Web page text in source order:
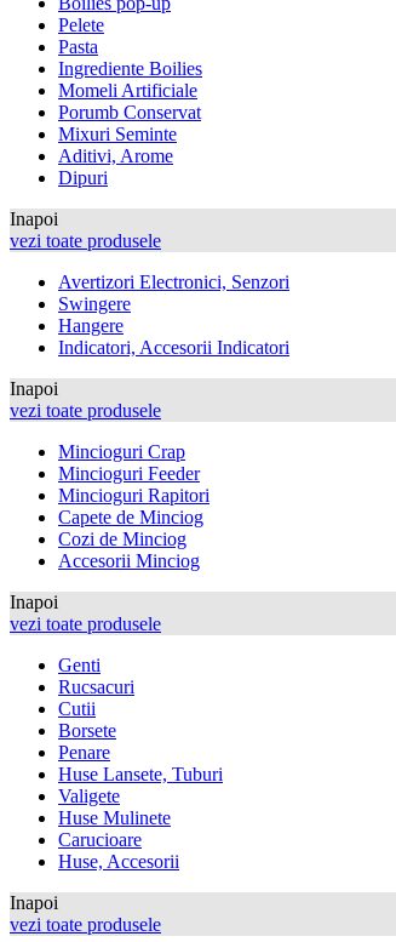
Pelete
Pasta
Ingrediente Boilies
Momeli Artificiale
Porumb Conservat
Mixuri Seminte
Aditivi, Arome
Dipuri
Inapoi
vezi toate produsele
Avertizori Electronici, Senzori
Swingere
Hangere
Indicatori, Accesorii Indicatori
Inapoi
vezi toate produsele
Mincioguri Crap
Mincioguri Feeder
Mincioguri Rapitori
Capete de Minciog
Cozi de Minciog
Accesorii Minciog
Inapoi
vezi toate produsele
Genti
Rucsacuri
Cutii
Borsete
Penare
Huse Lansete, Tuburi
Valigete
Huse Mulinete
Carucioare
Huse, Accesorii
Inapoi
vezi toate produsele